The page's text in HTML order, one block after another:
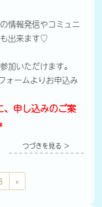
情報発信やコミュニ
出来ます♡
加いただけます。
ォームよりお申込み
、申し込みのご案
つづきを見る ＞
»